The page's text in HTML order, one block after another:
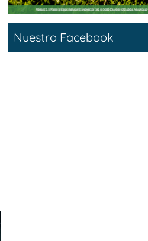
Nuestro Facebook